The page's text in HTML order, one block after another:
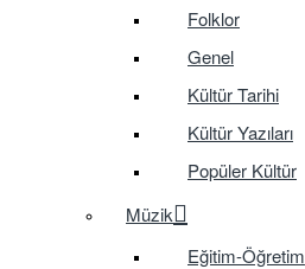
Folklor
Genel
Kültür Tarihi
Kültür Yazıları
Popüler Kültür
Müzik
Eğitim-Öğretim